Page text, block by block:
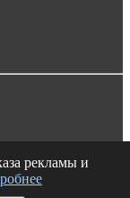
рекламы и